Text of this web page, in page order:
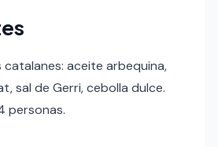
aceite arbequina,
sal de Gerri, cebolla dulce.
personas.